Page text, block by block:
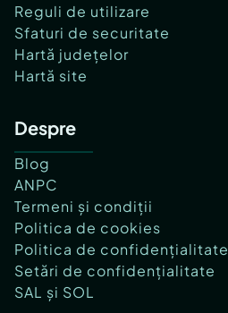
Reguli de utilizare
Sfaturi de securitate
Hartă județelor
Hartă site
Despre
Blog
ANPC
Termeni și condiții
Politica de cookies
Politica de confidențialitate
Setări de confidențialitate
SAL și SOL